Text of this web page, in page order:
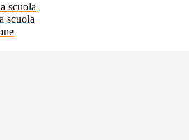
scuola
scuola